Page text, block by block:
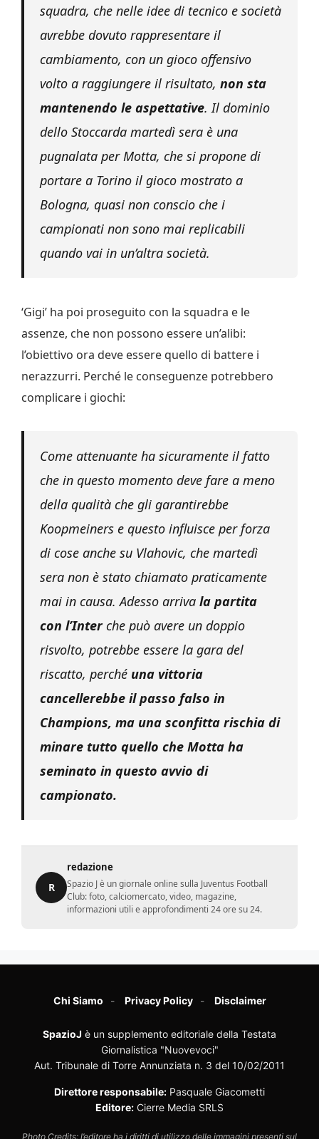
squadra, che nelle idee di tecnico e società
avrebbe dovuto rappresentare il
cambiamento, con un gioco offensivo
volto a raggiungere il risultato, non sta
mantenendo le aspettative. Il dominio
dello Stoccarda martedì sera è una
pugnalata per Motta, che si propone di
portare a Torino il gioco mostrato a
Bologna, quasi non conscio che i
campionati non sono mai replicabili
quando vai in un’altra società.
‘Gigi’ ha poi proseguito con la squadra e le
assenze, che non possono essere un’alibi:
l’obiettivo ora deve essere quello di battere i
nerazzurri. Perché le conseguenze potrebbero
complicare i giochi:
Come attenuante ha sicuramente il fatto
che in questo momento deve fare a meno
della qualità che gli garantirebbe
Koopmeiners e questo influisce per forza
di cose anche su Vlahovic, che martedì
sera non è stato chiamato praticamente
mai in causa. Adesso arriva la partita
con l’Interche può avere un doppio
risvolto, potrebbe essere la gara del
riscatto, perché una vittoria
cancellerebbe il passo falso in
Champions, ma una sconfitta rischia di
minare tutto quello che Motta ha
seminato in questo avvio di
campionato.
R
redazione
Spazio J è un giornale online sulla Juventus Football
Club: foto, calciomercato, video, magazine,
informazioni utili e approfondimenti 24 ore su 24.
Chi Siamo Privacy Policy Disclaimer
SpazioJ è un supplemento editoriale della Testata
Giornalistica "Nuovevoci"
Aut. Tribunale di Torre Annunziata n. 3 del 10/02/2011
Direttore responsabile: Pasquale Giacometti
Editore: Cierre Media SRLS
Photo Credits: l’editore ha i diritti di utilizzo delle immagini presenti sul